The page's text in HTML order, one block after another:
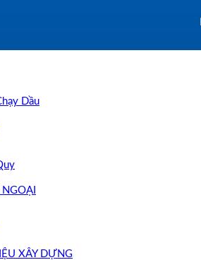
Dầu
XÂY DỰNG